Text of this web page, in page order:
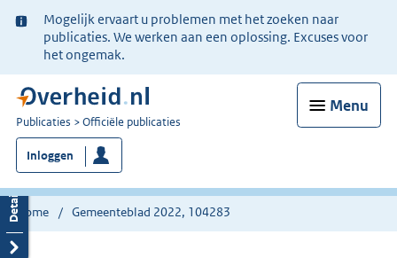
Ter
informatie:
Mogelijk ervaart u problemen met het zoeken naar
publicaties. We werken aan een oplossing. Excuses voor
het ongemak.
Menu
U
bent
nu
hier:
Publicaties Officiële publicaties
Inloggen
Home Gemeenteblad 2022, 104283